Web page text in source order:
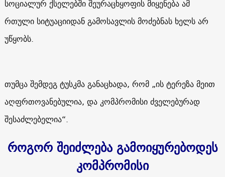
სოციალურ ქსელებში შეურაცხყოფის მიყენება ამ
რთული სიტუაციიდან გამოსავლის მოძებნას ხელს არ
უწყობს.
თუმცა შემდეგ ტუსკმა განაცხადა, რომ „ის ტერეზა მეით
აღფრთოვანებულია, და კომპრომისი ძველებურად
შესაძლებელია“.
როგორ შეიძლება გამოიყურებოდეს
კომპრომისი